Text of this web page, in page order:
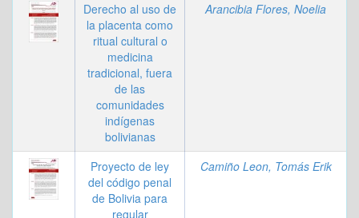
Derecho al uso de
la placenta como
ritual cultural o
medicina
tradicional, fuera
de las
comunidades
indígenas
bolivianas
Arancibia Flores, Noelia
Proyecto de ley
del código penal
de Bolivia para
regular
Camiño Leon, Tomás Erik